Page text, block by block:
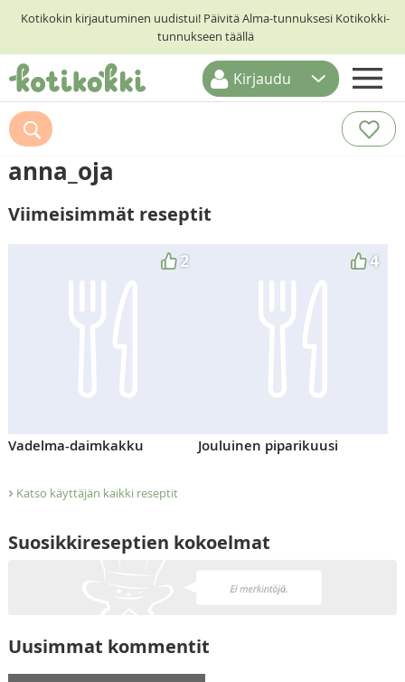
Kotikokin kirjautuminen uudistui! Päivitä Alma-tunnuksesi Kotikokki-
tunnukseen täällä
ETUSIVU
RESEPTIHAKU
RUOKATEEMAT
KESKUSTELUT
Kirjaudu
anna_oja
Viimeisimmät reseptit
2
Vadelma-daimkakku
4
Jouluinen piparikuusi
› Katso käyttäjän kaikki reseptit
Suosikkireseptien kokoelmat
Uusimmat kommentit